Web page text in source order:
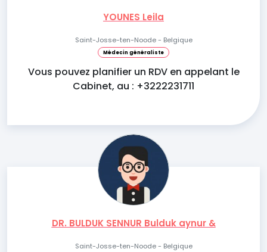
YOUNES Leila
Saint-Josse-ten-Noode - Belgique
Médecin généraliste
Vous pouvez planifier un RDV en appelant le
Cabinet, au : +3222231711
DR. BULDUK SENNUR Bulduk aynur &
Saint-Josse-ten-Noode - Belgique